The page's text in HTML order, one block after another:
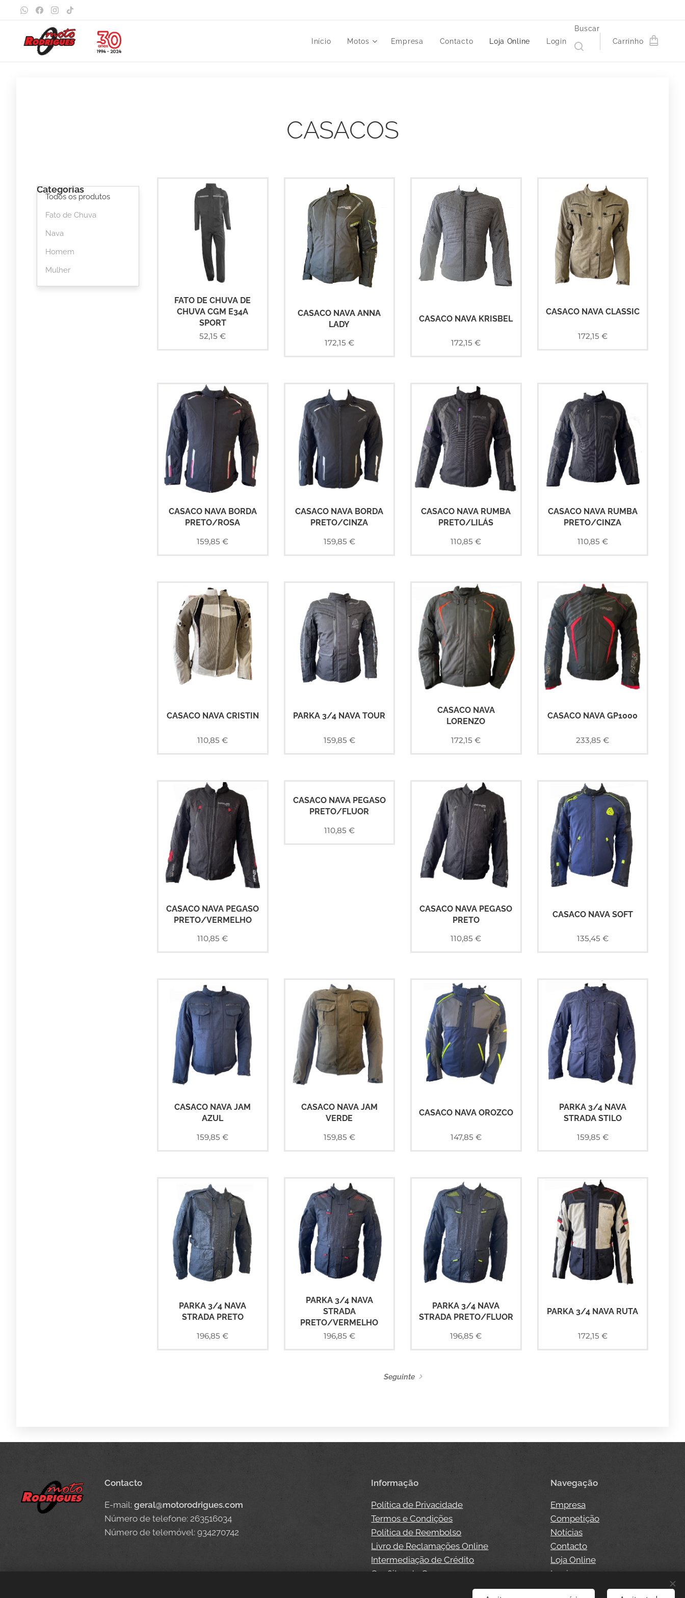
Início Motos Empresa Contacto Loja Online Login
Buscar
Carrinho
CASACOS
Categorias
Todos os produtos
Fato de Chuva
Nava
Homem
Mulher
FATO DE CHUVA DE
CHUVA CGM E34A
SPORT
52,15 €
CASACO NAVA ANNA
LADY
172,15 €
CASACO NAVA KRISBEL
172,15 €
CASACO NAVA CLASSIC
172,15 €
CASACO NAVA BORDA
PRETO/ROSA
159,85 €
CASACO NAVA BORDA
PRETO/CINZA
159,85 €
CASACO NAVA RUMBA
PRETO/LILÁS
110,85 €
CASACO NAVA RUMBA
PRETO/CINZA
110,85 €
CASACO NAVA CRISTIN
110,85 €
PARKA 3/4 NAVA TOUR
159,85 €
CASACO NAVA
LORENZO
172,15 €
CASACO NAVA GP1000
233,85 €
CASACO NAVA PEGASO
PRETO/VERMELHO
110,85 €
CASACO NAVA PEGASO
PRETO/FLUOR
110,85 €
CASACO NAVA PEGASO
PRETO
110,85 €
CASACO NAVA SOFT
135,45 €
CASACO NAVA JAM
AZUL
159,85 €
CASACO NAVA JAM
VERDE
159,85 €
CASACO NAVA OROZCO
147,85 €
PARKA 3/4 NAVA
STRADA STILO
159,85 €
PARKA 3/4 NAVA
STRADA PRETO
196,85 €
PARKA 3/4 NAVA
STRADA
PRETO/VERMELHO
196,85 €
PARKA 3/4 NAVA
STRADA PRETO/FLUOR
196,85 €
PARKA 3/4 NAVA RUTA
172,15 €
Seguinte
Contacto
E-mail: geral@motorodrigues.com
Número de telefone: 263516034
Número de telemóvel: 934270742
Informação
Política de Privacidade
Termos e Condições
Política de Reembolso
Livro de Reclamações Online
Intermediação de Crédito
Conflitos de Consumo
Navegação
Empresa
Competição
Notícias
Contacto
Loja Online
Login